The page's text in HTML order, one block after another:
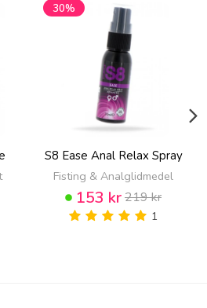
30%
S8 Ease Anal Relax Spray
Fisting & Analglidmedel
153 kr219 kr
1